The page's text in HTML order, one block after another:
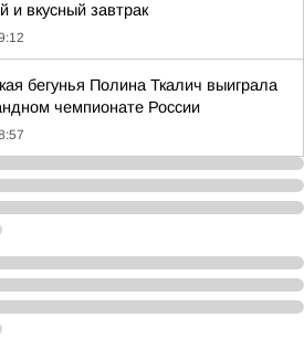
и вкусный завтрак
бегунья Полина Ткалич выиграла
чемпионате России